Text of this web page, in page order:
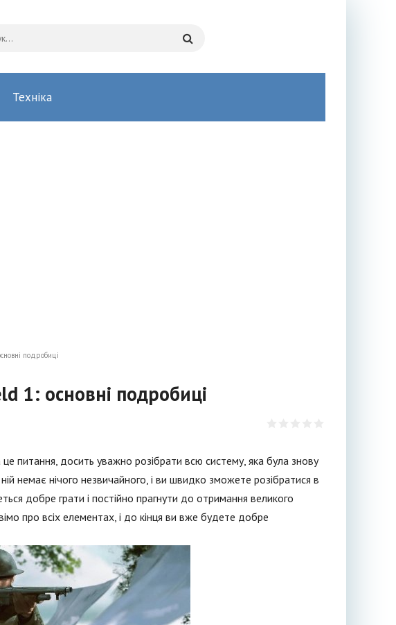
Техніка
подробиці
1: основні подробиці
питання, досить уважно розібрати всю систему, яка була знову
немає нічого незвичайного, і ви швидко зможете розібратися в
добре грати і постійно прагнути до отримання великого
про всіх елементах, і до кінця ви вже будете добре